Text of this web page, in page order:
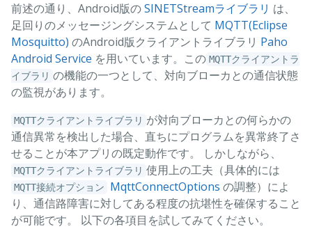
前述の通り、Android版のSINETStreamライブラリ は、
足回りのメッセージングシステムとして MQTT(Eclipse
Mosquitto) のAndroid版クライアントライブラリ Paho
Android Service を用いています。この MQTTクライアントラ
イブラリ の機能の一つとして、対向ブローカとの通信状態
の監視があります。
MQTTクライアントライブラリ が対向ブローカとの何らかの
通信異常を検出した場合、直ちにプログラムを異常終了さ
せることが本アプリの既定動作です。 しかしながら、
MQTTクライアントライブラリ 使用上の工夫（具体的には
MQTT接続オプション MqttConnectOptions の調整）によ
り、通信路障害に対してある程度の抗堪性を確保すること
が可能です。 以下の各項目を試してみてください。